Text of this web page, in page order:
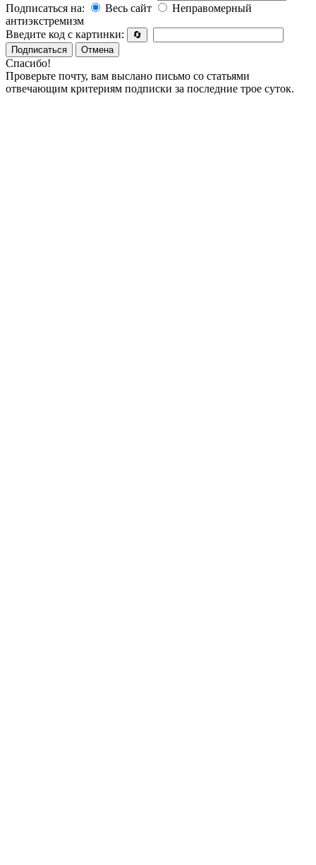
Подписаться на:
Весь сайт
Неправомерный
антиэкстремизм
Введите код с картинки:
🔄
Подписаться
Отмена
Спасибо!
Проверьте почту, вам выслано письмо со статьями
отвечающим критериям подписки за последние трое суток.